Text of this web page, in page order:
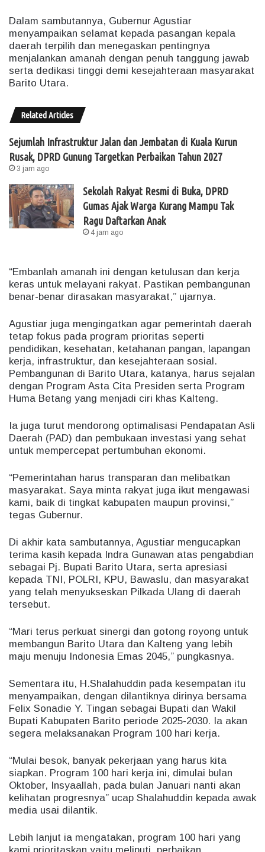
Dalam sambutannya, Gubernur Agustiar
menyampaikan selamat kepada pasangan kepala
daerah terpilih dan menegaskan pentingnya
menjalankan amanah dengan penuh tanggung jawab
serta dedikasi tinggi demi kesejahteraan masyarakat
Barito Utara.
Related Articles
Sejumlah Infrastruktur Jalan dan Jembatan di Kuala Kurun
Rusak, DPRD Gunung Targetkan Perbaikan Tahun 2027
3 jam ago
Sekolah Rakyat Resmi di Buka, DPRD
Gumas Ajak Warga Kurang Mampu Tak
Ragu Daftarkan Anak
4 jam ago
“Embanlah amanah ini dengan ketulusan dan kerja
keras untuk melayani rakyat. Pastikan pembangunan
benar-benar dirasakan masyarakat,” ujarnya.
Agustiar juga mengingatkan agar pemerintah daerah
tetap fokus pada program prioritas seperti
pendidikan, kesehatan, ketahanan pangan, lapangan
kerja, infrastruktur, dan kesejahteraan sosial.
Pembangunan di Barito Utara, katanya, harus sejalan
dengan Program Asta Cita Presiden serta Program
Huma Betang yang menjadi ciri khas Kalteng.
Ia juga turut mendorong optimalisasi Pendapatan Asli
Daerah (PAD) dan pembukaan investasi yang sehat
untuk mempercepat pertumbuhan ekonomi.
“Pemerintahan harus transparan dan melibatkan
masyarakat. Saya minta rakyat juga ikut mengawasi
kami, baik di tingkat kabupaten maupun provinsi,”
tegas Gubernur.
Di akhir kata sambutannya, Agustiar mengucapkan
terima kasih kepada Indra Gunawan atas pengabdian
sebagai Pj. Bupati Barito Utara, serta apresiasi
kepada TNI, POLRI, KPU, Bawaslu, dan masyarakat
yang telah menyukseskan Pilkada Ulang di daerah
tersebut.
“Mari terus perkuat sinergi dan gotong royong untuk
membangun Barito Utara dan Kalteng yang lebih
maju menuju Indonesia Emas 2045,” pungkasnya.
Sementara itu, H.Shalahuddin pada kesempatan itu
menyampaikan, dengan dilantiknya dirinya bersama
Felix Sonadie Y. Tingan sebagai Bupati dan Wakil
Bupati Kabupaten Barito periode 2025-2030. Ia akan
segera melaksanakan Program 100 hari kerja.
“Mulai besok, banyak pekerjaan yang harus kita
siapkan. Program 100 hari kerja ini, dimulai bulan
Oktober, Insyaallah, pada bulan Januari nanti akan
kelihatan progresnya” ucap Shalahuddin kepada awak
media usai dilantik.
Lebih lanjut ia mengatakan, program 100 hari yang